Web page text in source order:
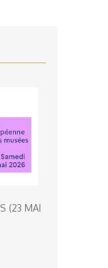
(23 MAI